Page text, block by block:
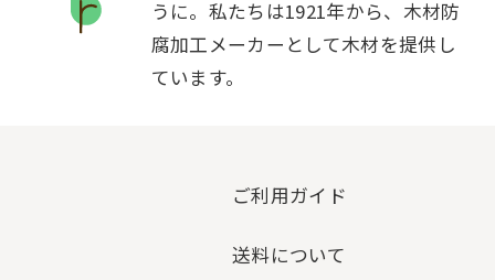
うに。私たちは1921年から、木材防
腐加工メーカーとして木材を提供し
ています。
ご利用ガイド
送料について